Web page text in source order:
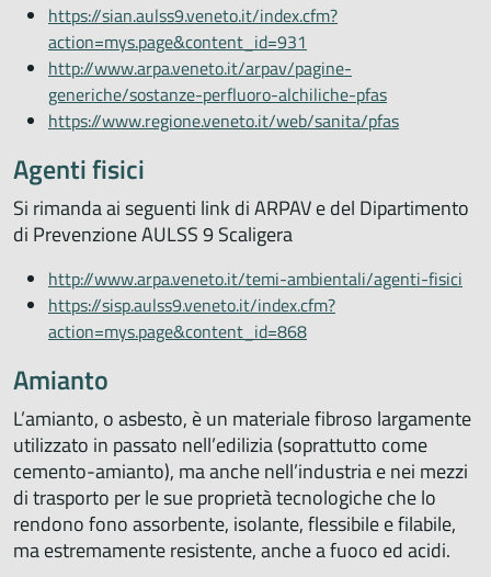
https://sian.aulss9.veneto.it/index.cfm?
action=mys.page&content_id=931
http://www.arpa.veneto.it/arpav/pagine-
generiche/sostanze-perfluoro-alchiliche-pfas
https://www.regione.veneto.it/web/sanita/pfas
Agenti fisici
Si rimanda ai seguenti link di ARPAV e del Dipartimento
di Prevenzione AULSS 9 Scaligera
http://www.arpa.veneto.it/temi-ambientali/agenti-fisici
https://sisp.aulss9.veneto.it/index.cfm?
action=mys.page&content_id=868
Amianto
L’amianto, o asbesto, è un materiale fibroso largamente
utilizzato in passato nell’edilizia (soprattutto come
cemento-amianto), ma anche nell’industria e nei mezzi
di trasporto per le sue proprietà tecnologiche che lo
rendono fono assorbente, isolante, flessibile e filabile,
ma estremamente resistente, anche a fuoco ed acidi.